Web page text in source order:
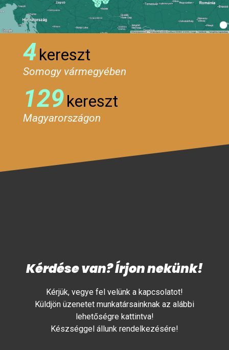
4kereszt
Somogy vármegyében
129kereszt
Magyarországon
Kérdése van? Írjon nekünk!
Kérjük, vegye fel velünk a kapcsolatot!
Küldjön üzenetet munkatársainknak az alábbi
lehetőségre kattintva!
Készséggel állunk rendelkezésére!